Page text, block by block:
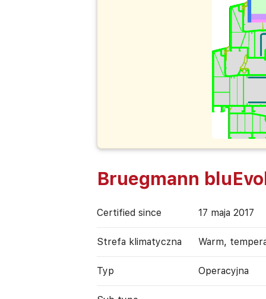
Bruegmann
Certified since 17 maja 2017
Strefa klimatyczna Warm,
Typ Operacyjna